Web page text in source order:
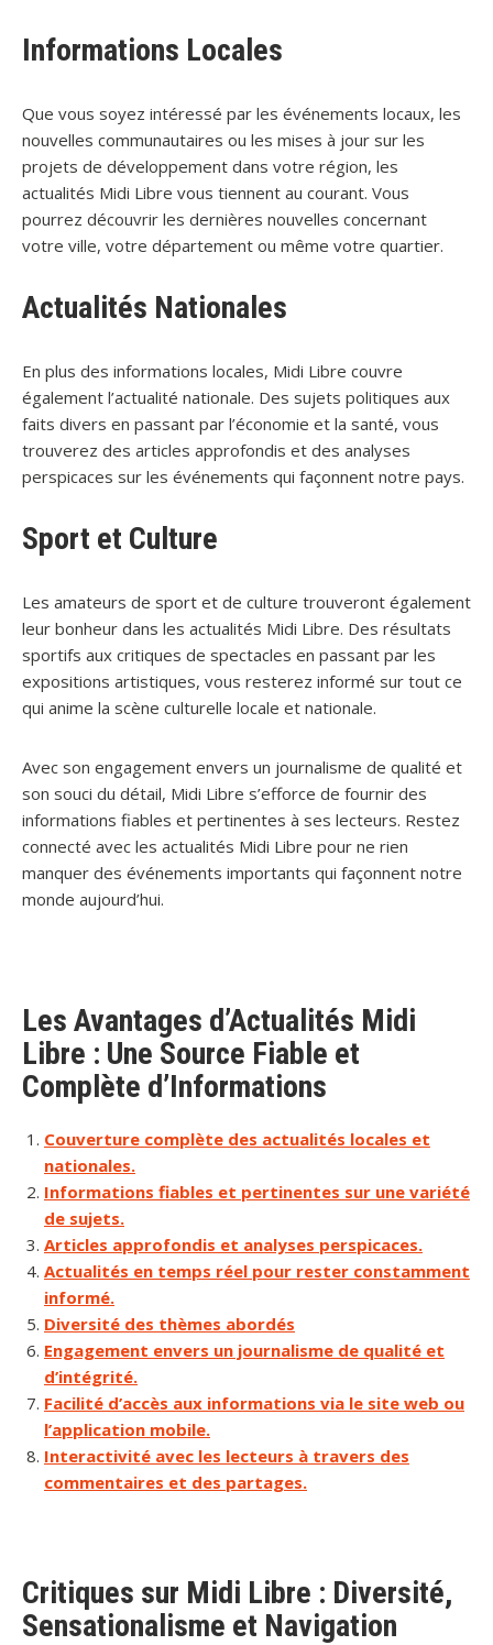
Informations Locales
Que vous soyez intéressé par les événements locaux, les
nouvelles communautaires ou les mises à jour sur les
projets de développement dans votre région, les
actualités Midi Libre vous tiennent au courant. Vous
pourrez découvrir les dernières nouvelles concernant
votre ville, votre département ou même votre quartier.
Actualités Nationales
En plus des informations locales, Midi Libre couvre
également l’actualité nationale. Des sujets politiques aux
faits divers en passant par l’économie et la santé, vous
trouverez des articles approfondis et des analyses
perspicaces sur les événements qui façonnent notre pays.
Sport et Culture
Les amateurs de sport et de culture trouveront également
leur bonheur dans les actualités Midi Libre. Des résultats
sportifs aux critiques de spectacles en passant par les
expositions artistiques, vous resterez informé sur tout ce
qui anime la scène culturelle locale et nationale.
Avec son engagement envers un journalisme de qualité et
son souci du détail, Midi Libre s’efforce de fournir des
informations fiables et pertinentes à ses lecteurs. Restez
connecté avec les actualités Midi Libre pour ne rien
manquer des événements importants qui façonnent notre
monde aujourd’hui.
Les Avantages d’Actualités Midi
Libre : Une Source Fiable et
Complète d’Informations
Couverture complète des actualités locales et
nationales.
Informations fiables et pertinentes sur une variété
de sujets.
Articles approfondis et analyses perspicaces.
Actualités en temps réel pour rester constamment
informé.
Diversité des thèmes abordés
Engagement envers un journalisme de qualité et
d’intégrité.
Facilité d’accès aux informations via le site web ou
l’application mobile.
Interactivité avec les lecteurs à travers des
commentaires et des partages.
Critiques sur Midi Libre : Diversité,
Sensationalisme et Navigation